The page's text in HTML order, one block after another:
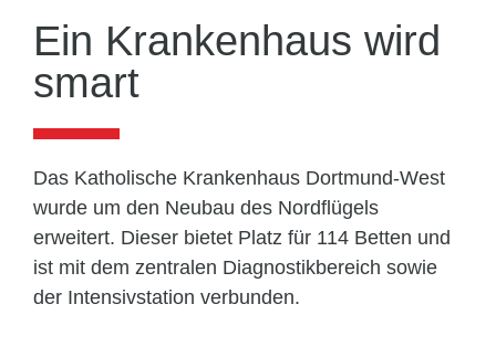
Ein Krankenhaus wird
smart
Das Katholische Krankenhaus Dortmund-West
wurde um den Neubau des Nordflügels
erweitert. Dieser bietet Platz für 114 Betten und
ist mit dem zentralen Diagnostikbereich sowie
der Intensivstation verbunden.